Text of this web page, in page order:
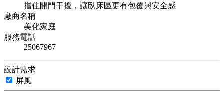
擋住開門干擾，讓臥床區更有包覆與安全感
廠商名稱
美化家庭
服務電話
25067967
設計需求
屏風